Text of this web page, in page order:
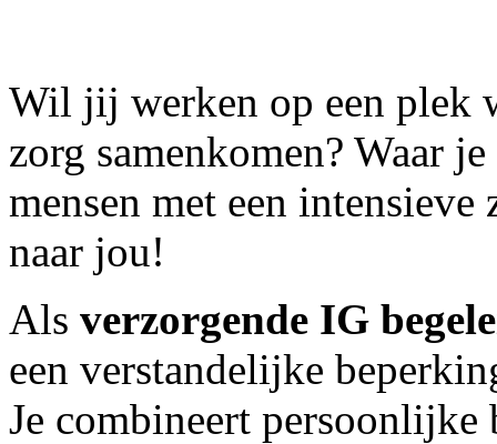
Wil jij werken op een plek
zorg samenkomen? Waar
mensen met een
naar jou!
Als verzorgende IG
een verstandelijke
Je combineert persoonlijke